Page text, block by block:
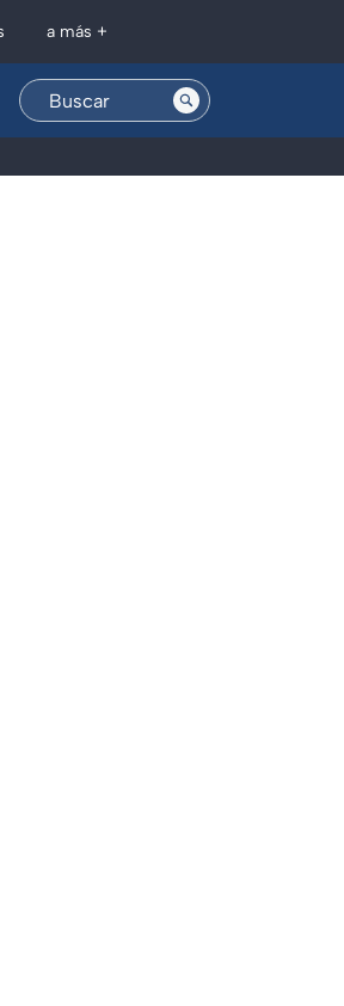
a más +